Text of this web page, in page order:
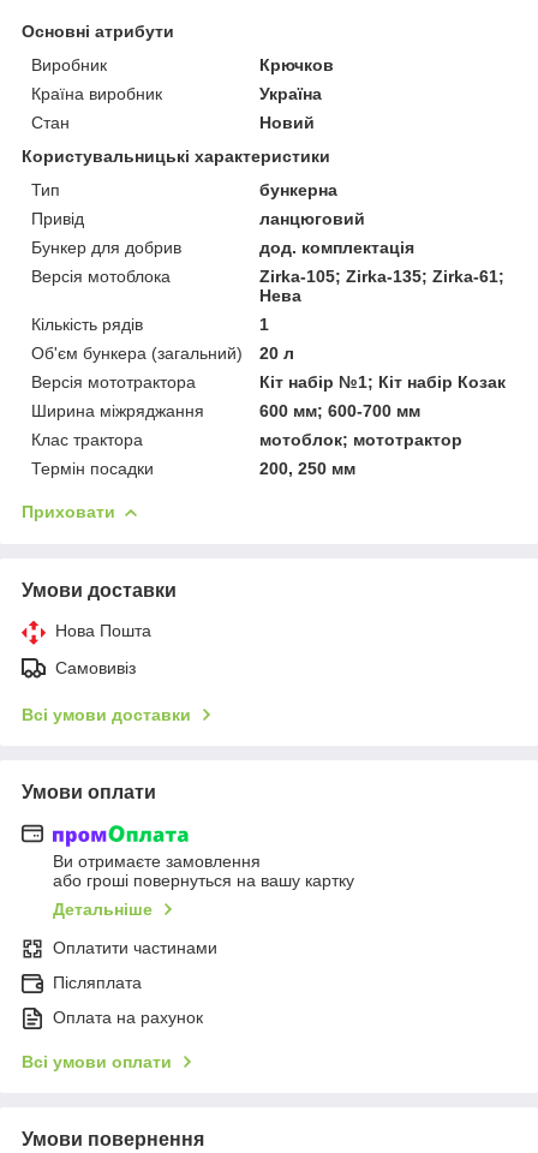
Основні атрибути
Виробник
Крючков
Країна виробник
Україна
Стан
Новий
Користувальницькі характеристики
Тип
бункерна
Привід
ланцюговий
Бункер для добрив
дод. комплектація
Версія мотоблока
Zirka-105; Zirka-135; Zirka-61;
Нева
Кількість рядів
1
Об'єм бункера (загальний)
20 л
Версія мототрактора
Кіт набір №1; Кіт набір Козак
Ширина міжряджання
600 мм; 600-700 мм
Клас трактора
мотоблок; мототрактор
Термін посадки
200, 250 мм
Приховати
Умови доставки
Нова Пошта
Самовивіз
Всі умови доставки
Умови оплати
Ви отримаєте замовлення
або гроші повернуться на вашу картку
Детальніше
Оплатити частинами
Післяплата
Оплата на рахунок
Всі умови оплати
Умови повернення